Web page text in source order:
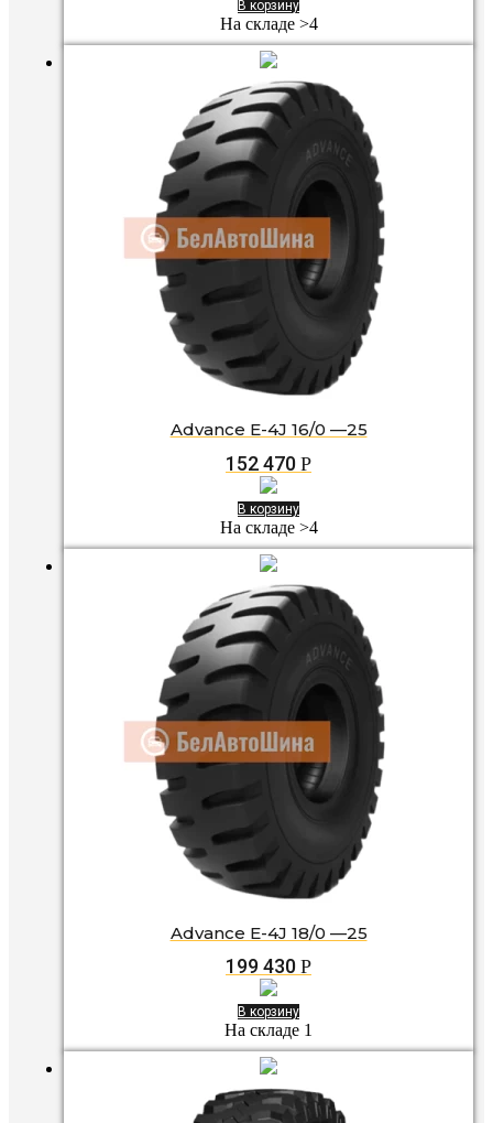
В корзину
На складе >4
Advance E-4J 16/0 —25
152 470 Р
В корзину
На складе >4
Advance E-4J 18/0 —25
199 430 Р
В корзину
На складе 1